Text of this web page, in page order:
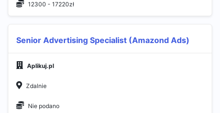
12300 - 17220zł
Senior Advertising Specialist (Amazond Ads)
Aplikuj.pl
Zdalnie
Nie podano